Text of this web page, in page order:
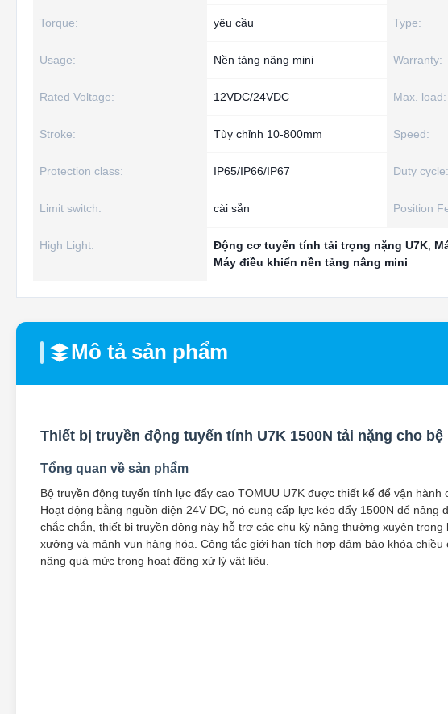
Torque: yêu cầu Type:
Usage: Nền tảng nâng mini Warranty:
Rated Voltage: 12VDC/24VDC Max. load:
Stroke: Tùy chỉnh 10-800mm Speed:
Protection class: IP65/IP66/IP67 Duty cycle:
Limit switch: cài sẵn Position
High Light: Động cơ tuyến tính tải trọng nặng U7K
Máy điều khiển nền tảng nâng mini
Mô tả sản phẩm
Thiết bị truyền động tuyến tính U7K 1500N tải nặng cho bệ
Tổng quan về sản phẩm
Bộ truyền động tuyến tính lực đẩy cao TOMUU U7K được thiết kế để vận
Hoạt động bằng nguồn điện 24V DC, nó cung cấp lực kéo đẩy 1500N để
chắc chắn, thiết bị truyền động này hỗ trợ các chu kỳ nâng thường xuyên
xưởng và mảnh vụn hàng hóa. Công tắc giới hạn tích hợp đảm bảo khóa
nâng quá mức trong hoạt động xử lý vật liệu.